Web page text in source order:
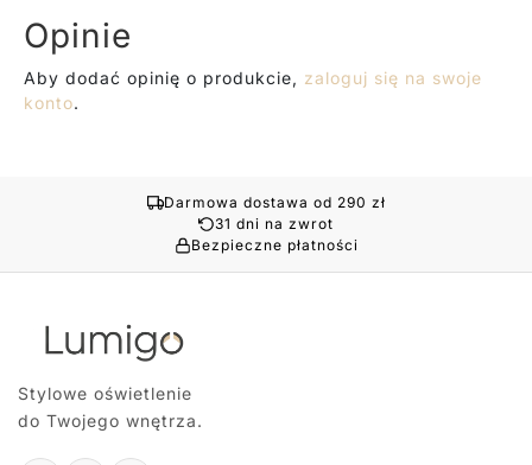
Opinie
Aby dodać opinię o produkcie, zaloguj się na swoje
konto.
Darmowa dostawa od 290 zł
31 dni na zwrot
Bezpieczne płatności
Stylowe oświetlenie
do Twojego wnętrza.